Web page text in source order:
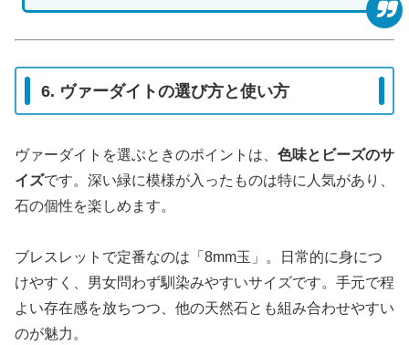
6. ヴァーダイトの選び方と使い方
ヴァーダイトを選ぶときのポイントは、 色味とビーズのサ
イズです。深い緑に模様が入ったものは特に人気があり、
石の個性を楽しめます。
ブレスレットで定番なのは「8mm玉」。日常的に身につ
けやすく、男女問わず馴染みやすいサイズです。手元で程
よい存在感を放ちつつ、他の天然石とも組み合わせやすい
のが魅力。